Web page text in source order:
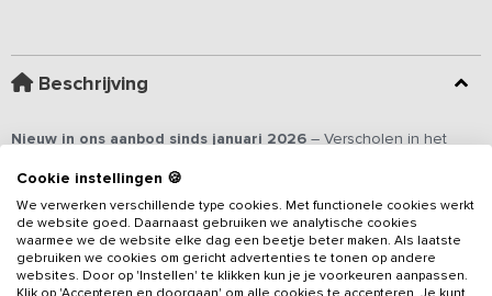
Beschrijving
Nieuw in ons aanbod sinds januari 2026 – Verscholen in het
je dit royalevakantieadres
duurzame woningen, die samen ruimte bieden voor 24
personen. Beide accommodaties zijn ideaal voor families,
vriendengroepen of kleine gezelschappen die de rust van de
natuur willen combineren met comfort, luxe en gezelligheid.Elke
Lees meer
Cookie instellingen 🍪
We verwerken verschillende type cookies. Met functionele cookies werkt
de website goed. Daarnaast gebruiken we analytische cookies
waarmee we de website elke dag een beetje beter maken. Als laatste
gebruiken we cookies om gericht advertenties te tonen op andere
websites. Door op 'Instellen' te klikken kun je je voorkeuren aanpassen.
Klik op 'Accepteren en doorgaan' om alle cookies te accepteren. Je kunt